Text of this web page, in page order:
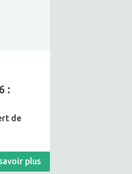
:
de
plus